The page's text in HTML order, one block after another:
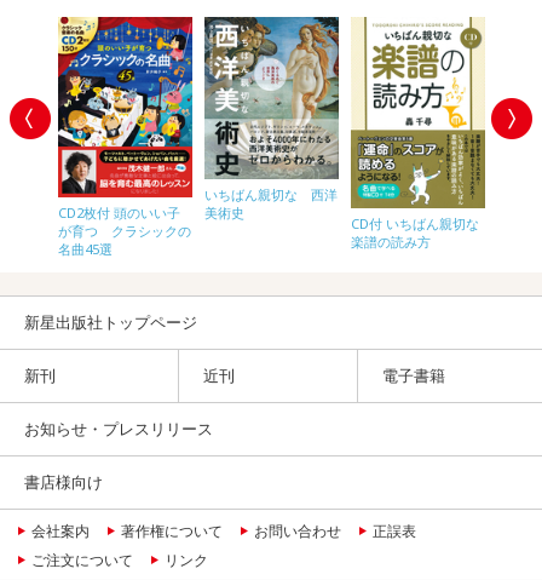
CD2枚付 頭のいい子
が育つ クラシックの
名曲45選
いちばん親切な 西洋
美術史
CD付 いちばん親切な
楽譜の読み方
新星出版社トップページ
新刊 近刊 電子書籍
お知らせ・プレスリリース
書店様向け
会社案内 著作権について お問い合わせ
正誤表
ご注文について
リンク